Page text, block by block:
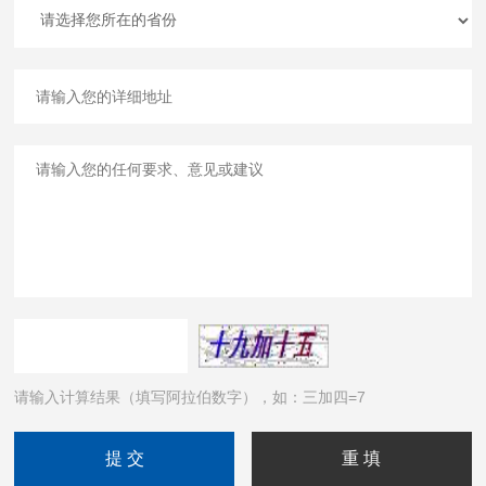
请输入计算结果（填写阿拉伯数字），如：三加四=7